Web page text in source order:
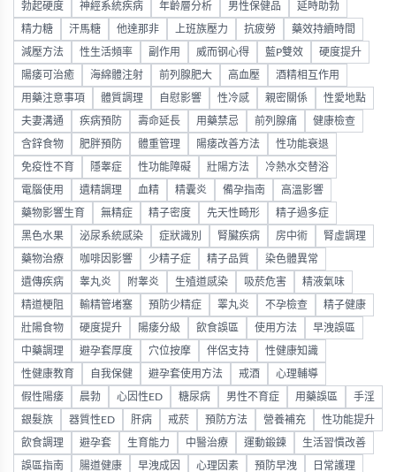
勃起硬度 神經系統疾病 年齡層分析 男性保健品 延時助勃
精力糖 汗馬糖 他達那非 上班族壓力 抗疲勞 藥效持續時間
減壓方法 性生活頻率 副作用 威而钢心得 藍P雙效 硬度提升
陽痿可治癒 海綿體注射 前列腺肥大 高血壓 酒精相互作用
用藥注意事項 體質調理 自慰影響 性冷感 親密關係 性愛地點
夫妻溝通 疾病預防 壽命延長 用藥禁忌 前列腺痛 健康檢查
含鋅食物 肥胖預防 體重管理 陽痿改善方法 性功能衰退
免疫性不育 隱睾症 性功能障礙 壯陽方法 冷熱水交替浴
電腦使用 遺精調理 血精 精囊炎 備孕指南 高溫影響
藥物影響生育 無精症 精子密度 先天性畸形 精子過多症
黑色水果 泌尿系統感染 症狀識別 腎臟疾病 房中術 腎虛調理
藥物治療 咖啡因影響 少精子症 精子品質 染色體異常
遺傳疾病 睾丸炎 附睾炎 生殖道感染 吸菸危害 精液氣味
精道梗阻 輸精管堵塞 預防少精症 睪丸炎 不孕檢查 精子健康
壯陽食物 硬度提升 陽痿分級 飲食誤區 使用方法 早洩誤區
中藥調理 避孕套厚度 穴位按摩 伴侶支持 性健康知識
性健康教育 自我保健 避孕套使用方法 戒酒 心理輔導
假性陽痿 晨勃 心因性ED 糖尿病 男性不育症 用藥誤區 手淫
銀髮族 器質性ED 肝病 戒菸 預防方法 營養補充 性功能提升
飲食調理 避孕套 生育能力 中醫治療 運動鍛鍊 生活習慣改善
誤區指南 腸道健康 早洩成因 心理因素 預防早洩 日常護理